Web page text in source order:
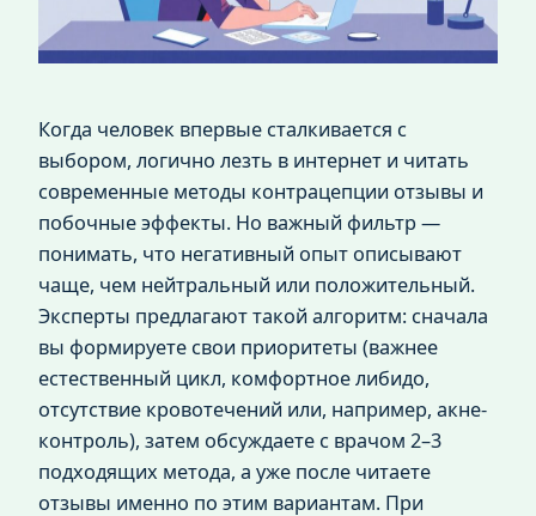
Когда человек впервые сталкивается с
выбором, логично лезть в интернет и читать
современные методы контрацепции отзывы и
побочные эффекты. Но важный фильтр —
понимать, что негативный опыт описывают
чаще, чем нейтральный или положительный.
Эксперты предлагают такой алгоритм: сначала
вы формируете свои приоритеты (важнее
естественный цикл, комфортное либидо,
отсутствие кровотечений или, например, акне-
контроль), затем обсуждаете с врачом 2–3
подходящих метода, а уже после читаете
отзывы именно по этим вариантам. При